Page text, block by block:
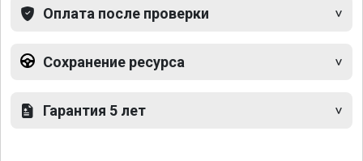
Оплата после проверки
Сохранение ресурса
Гарантия 5 лет